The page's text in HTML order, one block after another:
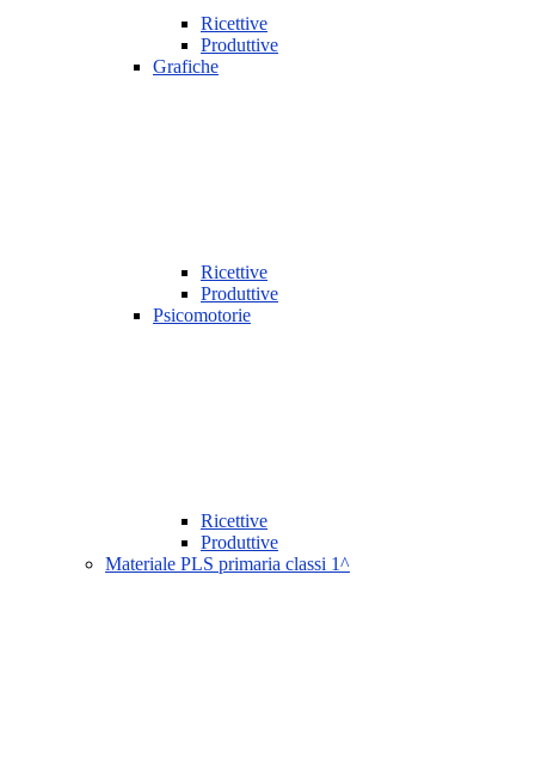
Ricettive
Produttive
Grafiche
Ricettive
Produttive
Psicomotorie
Ricettive
Produttive
Materiale PLS primaria classi 1^